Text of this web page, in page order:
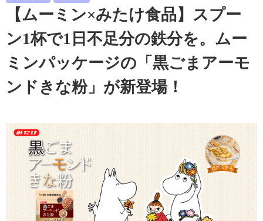
【ムーミン×みたけ食品】スプー
ン1杯で1日不足分の鉄分を。ムー
ミンパッケージの「黒ごまアーモ
ンドきな粉」が新登場！